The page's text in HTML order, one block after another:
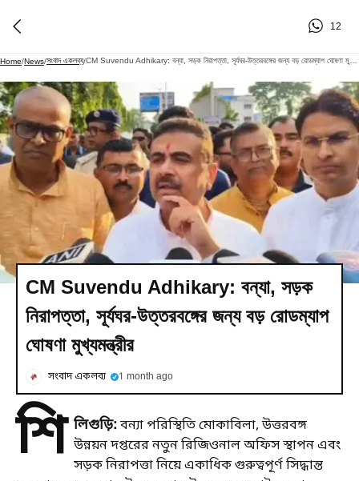
12
Home/News/সংবাদ একলব্য/
CM Suvendu Adhikary: বন্যা, সড়ক
নিরাপত্তা, সূর্যঘর-উত্তরবঙ্গের জন্য বড় রোডম্যাপ
ঘোষণা মুখ্যমন্ত্রীর
সংবাদ একলব্য 1 month ago
শি লিগুড়ি:বন্যা পরিস্থিতি মোকাবিলা, উত্তরবঙ্গ
উন্নয়ন দপ্তরের নতুন রিজিওনাল অফিস স্থাপন এবং
সড়ক নিরাপত্তা নিয়ে একাধিক গুরুত্বপূর্ণ সিদ্ধান্ত